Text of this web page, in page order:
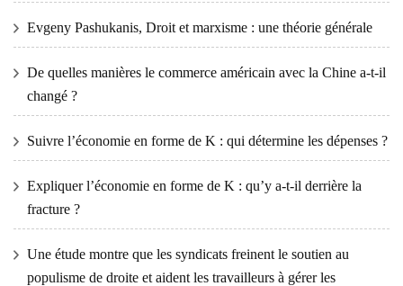
Evgeny Pashukanis, Droit et marxisme : une théorie générale
De quelles manières le commerce américain avec la Chine a-t-il
changé ?
Suivre l’économie en forme de K : qui détermine les dépenses ?
Expliquer l’économie en forme de K : qu’y a-t-il derrière la
fracture ?
Une étude montre que les syndicats freinent le soutien au
populisme de droite et aident les travailleurs à gérer les